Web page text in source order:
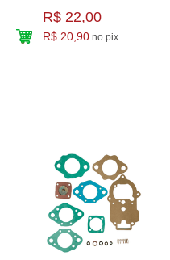
R$ 22,00
R$ 20,90 no pix